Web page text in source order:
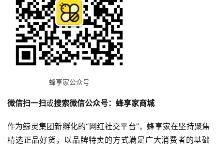
蜂享家公众号
微信扫一扫或搜索微信公众号：蜂享家商城
作为鲸灵集团新孵化的“网红社交平台”，蜂享家在坚持聚焦
精选正品好货，以品牌特卖的方式满足广大消费者的基础